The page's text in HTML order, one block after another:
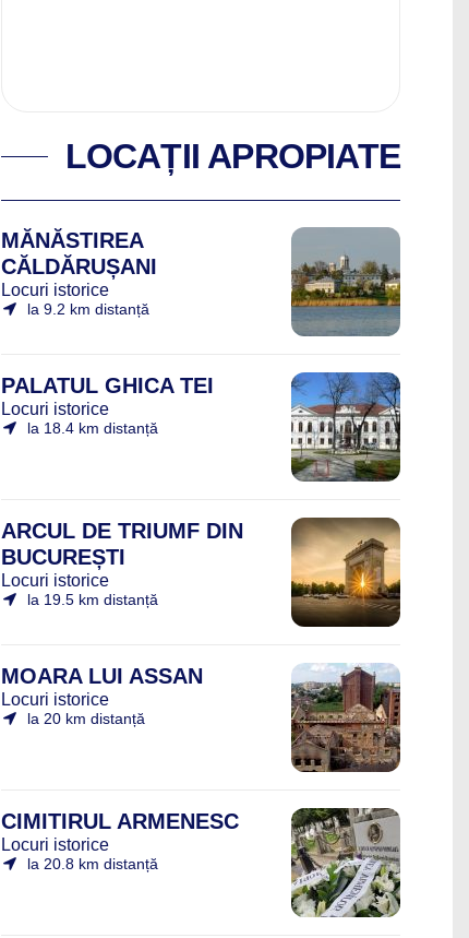
LOCAȚII APROPIATE
MĂNĂSTIREA
CĂLDĂRUȘANI
Locuri istorice
la 9.2 km distanță
PALATUL GHICA TEI
Locuri istorice
la 18.4 km distanță
ARCUL DE TRIUMF DIN
BUCUREȘTI
Locuri istorice
la 19.5 km distanță
MOARA LUI ASSAN
Locuri istorice
la 20 km distanță
CIMITIRUL ARMENESC
Locuri istorice
la 20.8 km distanță